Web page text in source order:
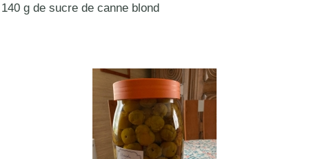
140 g de sucre de canne blond